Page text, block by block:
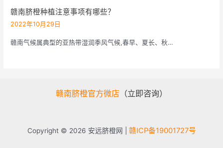
赣南脐橙种植注意事项有哪些？
2022年10月29日
赣南气候属典型的亚热带湿润季风气候,春早、夏长、秋…
赣南脐橙官方微店 （立即咨询）
Copyright © 2026 安远脐橙网 | 赣ICP备19001727号